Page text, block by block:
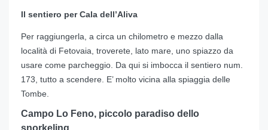
Il sentiero per Cala dell’Aliva
Per raggiungerla, a circa un chilometro e mezzo dalla
località di Fetovaia, troverete, lato mare, uno spiazzo da
usare come parcheggio. Da qui si imbocca il sentiero num.
173, tutto a scendere. E’ molto vicina alla spiaggia delle
Tombe.
Campo Lo Feno, piccolo paradiso dello
snorkeling